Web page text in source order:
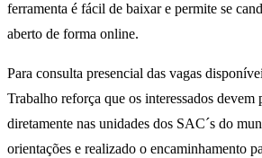
ferramenta é fácil de baixar e permite se
aberto de forma online.
Para consulta presencial das vagas
Trabalho reforça que os interessados
diretamente nas unidades dos SAC´s do
orientações e realizado o encaminhamento